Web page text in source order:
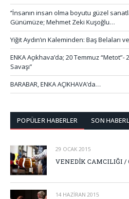
‘’İnsanın insan olma boyutu güzel
Günümüze; Mehmet Zeki Kuşoğlu…
Yiğit Aydın’ın Kaleminden: Baş Belaları
ENKA Açıkhava’da; 20 Temmuz
Savaşı”
BARABAR, ENKA AÇIKHAVA’da…
POPÜLER HABERLER SON
29 OCAK 2015
VENEDİK CAMCILIĞI /
14 HAZIRAN 2015